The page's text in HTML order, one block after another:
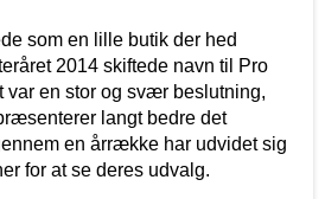
som en lille butik der hed
2014 skiftede navn til Pro
var en stor og svær beslutning,
langt bedre det
en årrække har udvidet sig
for at se deres udvalg.